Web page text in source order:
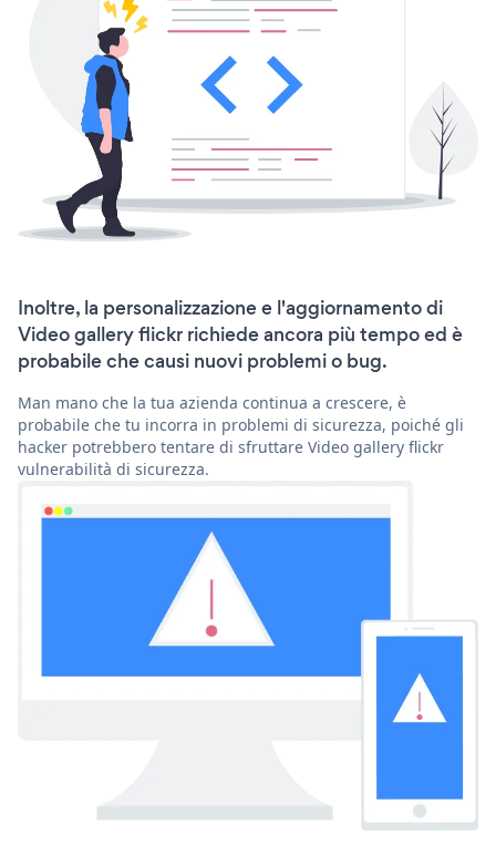
Inoltre, la personalizzazione e l'aggiornamento di
Video gallery flickr richiede ancora più tempo ed è
probabile che causi nuovi problemi o bug.
Man mano che la tua azienda continua a crescere, è
probabile che tu incorra in problemi di sicurezza, poiché gli
hacker potrebbero tentare di sfruttare Video gallery flickr
vulnerabilità di sicurezza.